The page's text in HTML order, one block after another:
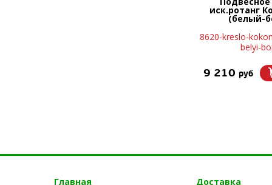
иск.ротанг
(белый-
8620-kreslo-
belyi-
9 210 руб
Главная Доставка